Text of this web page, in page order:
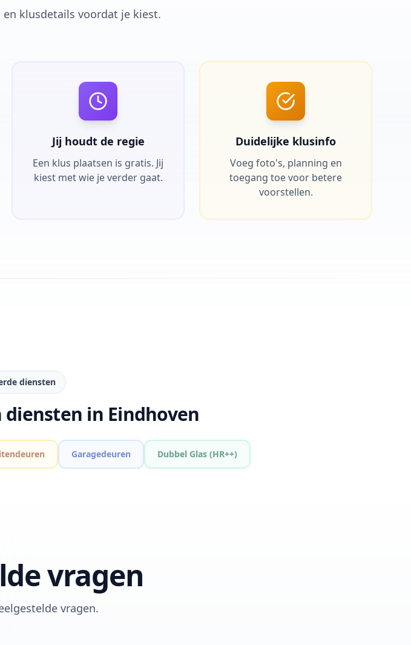
klusdetails voordat je kiest.
Jij houdt de regie
Een klus plaatsen is gratis. Jij
kiest met wie je verder gaat.
Duidelijke klusinfo
Voeg foto's, planning en
toegang toe voor betere
voorstellen.
diensten
in Eindhoven
Garagedeuren Dubbel Glas (HR++)
vragen
vragen.